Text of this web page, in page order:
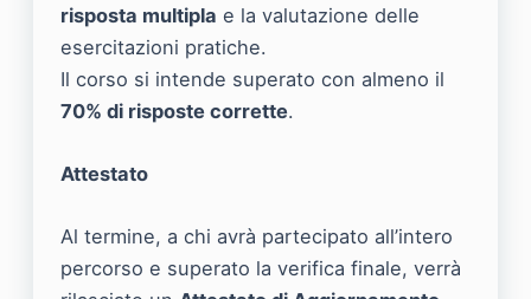
risposta multipla e la valutazione delle
esercitazioni pratiche.
Il corso si intende superato con almeno il
70% di risposte corrette.
Attestato
Al termine, a chi avrà partecipato all’intero
percorso e superato la verifica finale, verrà